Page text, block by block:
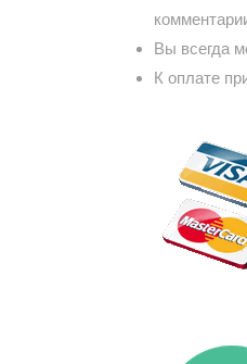
Вы всегда
К оплате